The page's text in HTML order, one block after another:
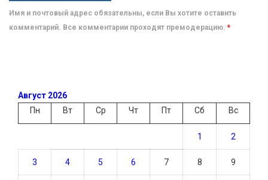
Имя и почтовый адрес обязательны, если Вы хотите оставить
комментарий. Все комментарии проходят премодерацию. *
Август 2026
Пн
Вт Ср Чт Пт Сб Вс
1 2
3 4 5 6 7 8 9